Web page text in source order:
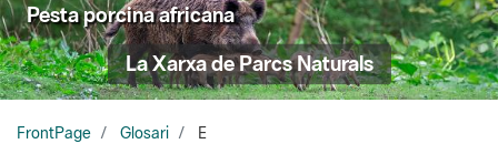
Pesta porcina africana
La Xarxa de Parcs Naturals
FrontPage Glosari E